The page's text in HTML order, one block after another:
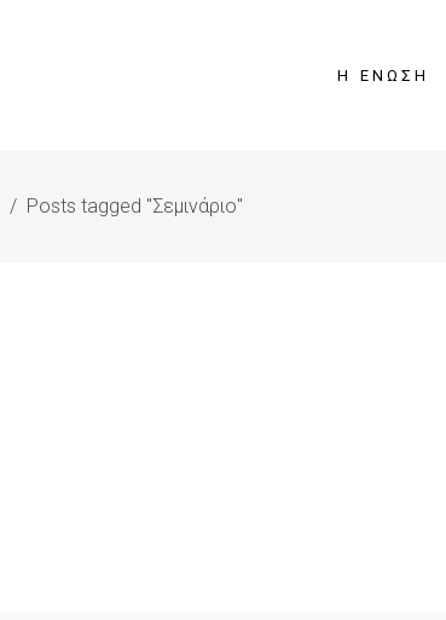
Η ΈΝΩΣΗ
/ Posts tagged "Σεμινάριο"